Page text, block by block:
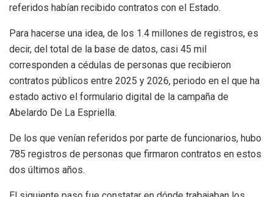
referidos habían recibido contratos con el Estado.
Para hacerse una idea, de los 1.4 millones de registros, es
decir, del total de la base de datos, casi 45 mil
corresponden a cédulas de personas que recibieron
contratos públicos entre 2025 y 2026, periodo en el que ha
estado activo el formulario digital de la campaña de
Abelardo De La Espriella.
De los que venían referidos por parte de funcionarios, hubo
785 registros de personas que firmaron contratos en estos
dos últimos años.